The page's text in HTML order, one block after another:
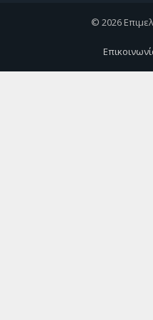
© 2026